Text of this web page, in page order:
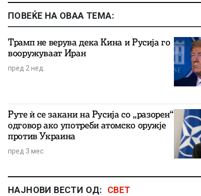
ПОВЕЌЕ НА ОВАА ТЕМА:
Трамп не верува дека Кина и Русија го
вооружуваат Иран
пред 2 нед.
Руте ѝ се закани на Русија со „разорен“
одговор ако употреби атомско оружје
против Украина
пред 3 мес.
НАЈНОВИ ВЕСТИ ОД: СВЕТ